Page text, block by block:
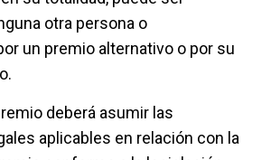
otra persona o
un premio alternativo o por su
deberá asumir las
aplicables en relación con la